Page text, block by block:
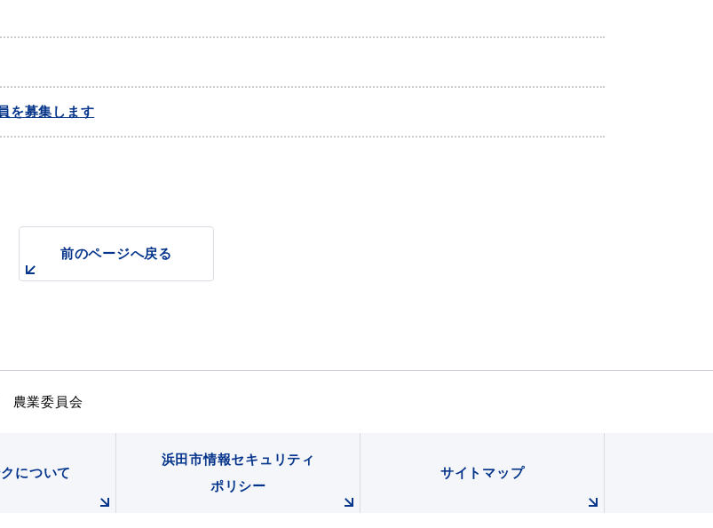
目的別の
申請書
を募集します
前のページへ戻る
農業委員会
について
浜田市情報セキュリティ
ポリシー
サイトマップ